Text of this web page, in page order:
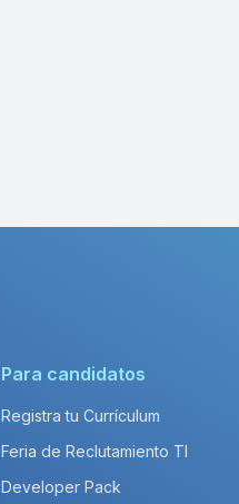
Para candidatos
Registra tu Currículum
Feria de Reclutamiento TI
Developer Pack